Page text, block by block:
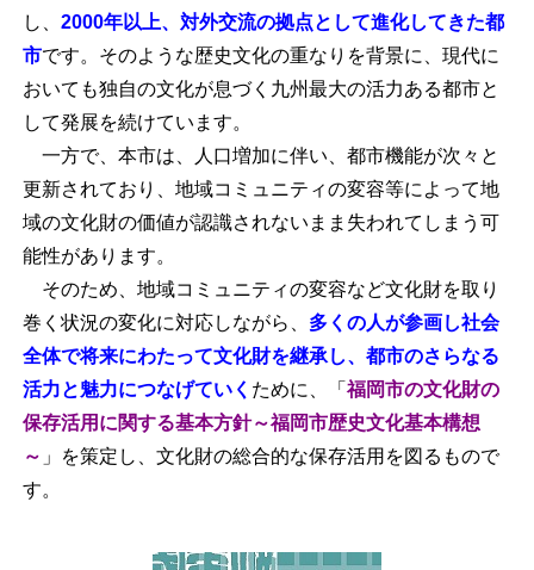
し、2000年以上、対外交流の拠点として進化してきた都
市です。そのような歴史文化の重なりを背景に、現代に
おいても独自の文化が息づく九州最大の活力ある都市と
して発展を続けています。
一方で、本市は、人口増加に伴い、都市機能が次々と
更新されており、地域コミュニティの変容等によって地
域の文化財の価値が認識されないまま失われてしまう可
能性があります。
そのため、地域コミュニティの変容など文化財を取り
巻く状況の変化に対応しながら、 多くの人が参画し社会
全体で将来にわたって文化財を継承し、都市のさらなる
活力と魅力につなげていく ために、「福岡市の文化財の
保存活用に関する基本方針～福岡市歴史文化基本構想
～ 」を策定し、文化財の総合的な保存活用を図るもので
す。